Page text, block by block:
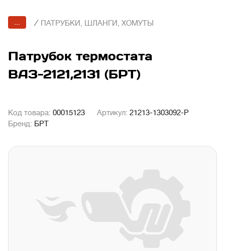
... / ПАТРУБКИ, ШЛАНГИ, ХОМУТЫ
Патрубок термостата
ВАЗ-2121,2131 (БРТ)
Код товара: 00015123 Артикул: 21213-1303092-Р
Бренд: БРТ